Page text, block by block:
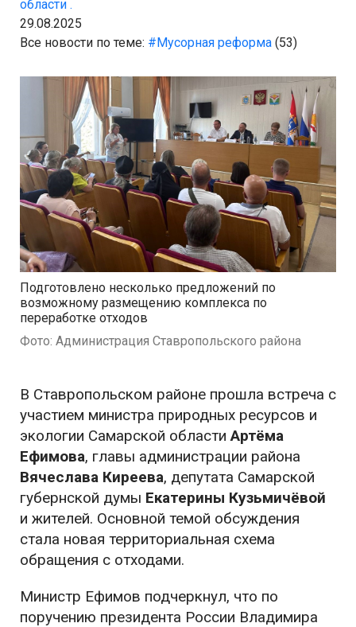
области .
29.08.2025
Все новости по теме: #Мусорная реформа (53)
Подготовлено несколько предложений по
возможному размещению комплекса по
переработке отходов
Фото: Администрация Ставропольского района
В Ставропольском районе прошла встреча с
участием министра природных ресурсов и
экологии Самарской области Артёма
Ефимова, главы администрации района
Вячеслава Киреева, депутата Самарской
губернской думы Екатерины Кузьмичёвой
и жителей. Основной темой обсуждения
стала новая территориальная схема
обращения с отходами.
Министр Ефимов подчеркнул, что по
поручению президента России Владимира